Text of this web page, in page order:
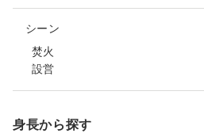
シーン
焚火
設営
身長から探す